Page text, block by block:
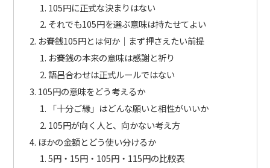
105円に正式な決まりはない
それでも105円を選ぶ意味は持たせてよい
お賽銭105円とは何か｜まず押さえたい前提
お賽銭の本来の意味は感謝と祈り
語呂合わせは正式ルールではない
105円の意味をどう考えるか
「十分ご縁」はどんな願いと相性がいいか
105円が向く人と、向かない考え方
ほかの金額とどう使い分けるか
5円・15円・105円・115円の比較表